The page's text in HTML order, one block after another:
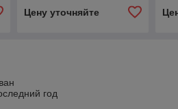
Цену уточняйте
год